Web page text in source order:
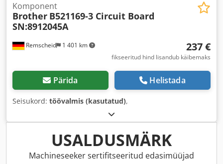
Remscheid 1 401 km
Komponent
Brother B521169-3 Circuit Board
SN:8912045A
237 €
fikseeritud hind lisandub käibemaks
Pärida Helistada
Seisukord: töövalmis (kasutatud),
USALDUSMÄRK
Machineseeker sertifitseeritud edasimüüjad